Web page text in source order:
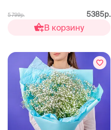
5 799р. 5385р.
В корзину